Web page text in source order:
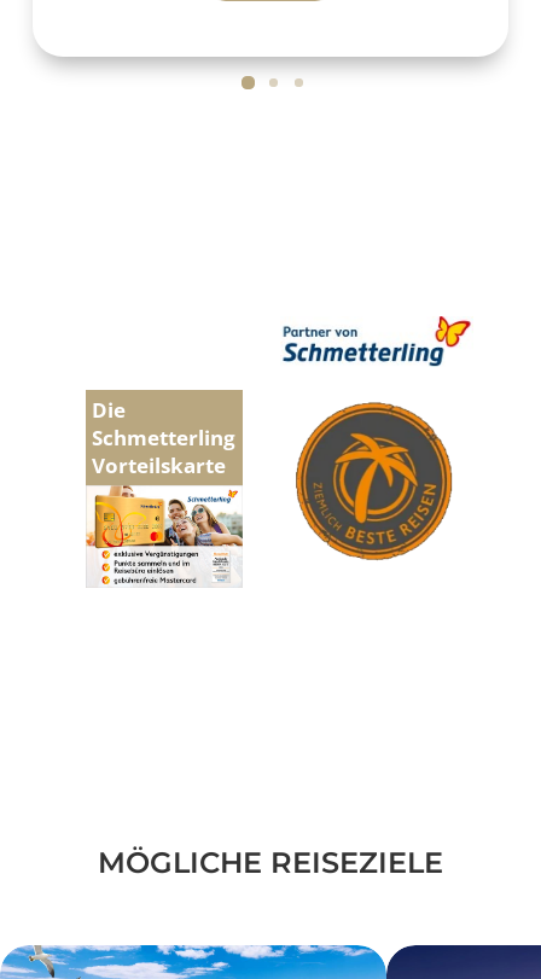
Die
Schmetterling
Vorteilskarte
MÖGLICHE REISEZIELE